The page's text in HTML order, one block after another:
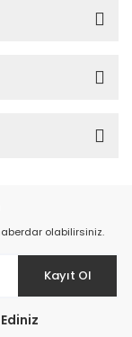
olabilirsiniz.
Kayıt Ol